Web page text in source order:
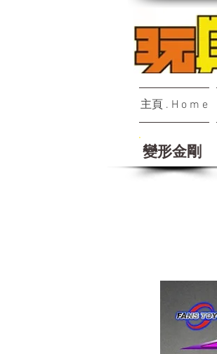
主頁 . H o m e
變形金剛